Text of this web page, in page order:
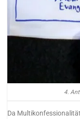
4.
Da